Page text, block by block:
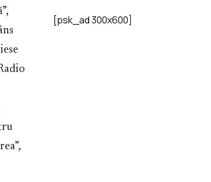
[psk_ad 300x600]